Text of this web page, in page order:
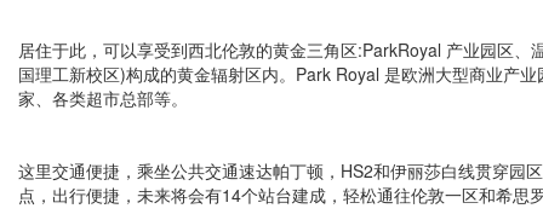
居住于此，可以享受到西北伦敦的黄金三角区:ParkRoyal 产业园区、
国理工新校区)构成的黄金辐射区内。Park Royal 是欧洲大型商业产
家、各类超市总部等。
这里交通便捷，乘坐公共交通速达帕丁顿，HS2和伊丽莎白线贯穿园
点，出行便捷，未来将会有14个站台建成，轻松通往伦敦一区和希思